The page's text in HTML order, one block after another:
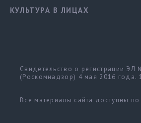
КУЛЬТУРА В ЛИЦАХ
Свидетельство о регистрации
(Роскомнадзор) 4 мая 2016 года.
Все материалы сайта доступны по